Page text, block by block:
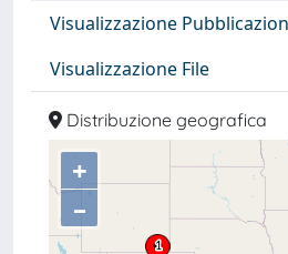
Visualizzazione
Visualizzazione File
Distribuzione geografica
+
–